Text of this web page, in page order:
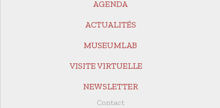
AGENDA
ACTUALITÉS
MUSEUMLAB
VISITE VIRTUELLE
NEWSLETTER
Contact